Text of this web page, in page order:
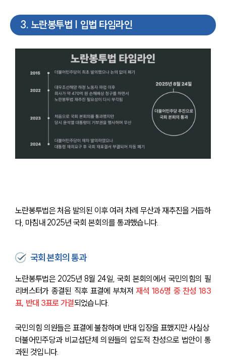
3. 노란봉투법 | 입법 타임라인
노란봉투법은 처음 발의된 이후 여러 차례 무산과 재추진을 거듭하
다, 마침내 2025년 국회 본회의를 통과했습니다.
국회 본회의 통과
노란봉투법은 2025년 8월 24일, 국회 본회의에서 국민의힘의 필
리버스터가 종결된 직후 표결에 부쳐져 재석 186명 중 찬성 183
표, 반대 3표로 가결되었습니다.
국민의힘 의원들은 표결에 불참하며 반대 입장을 표했지만 사실상
더불어민주당과 비교섭단체 의원들의 압도적 찬성으로 법안이 통
과된 것입니다.